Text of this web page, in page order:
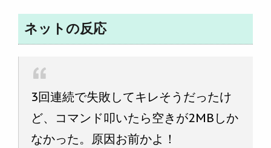
ネットの反応
3回連続で失敗してキレそうだったけ
ど、コマンド叩いたら空きが2MBしか
なかった。原因お前かよ！